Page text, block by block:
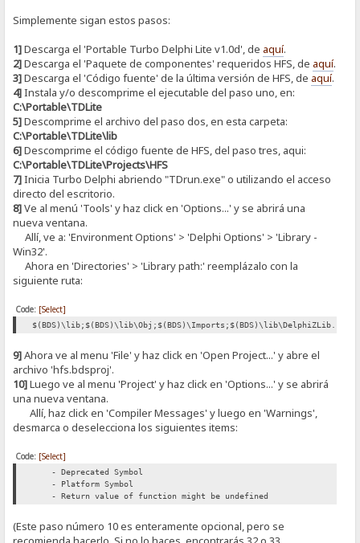
Simplemente sigan estos pasos:
1]Descarga el 'Portable Turbo Delphi Lite v1.0d', de aquí.
2]Descarga el 'Paquete de componentes' requeridos HFS, de aquí.
3]Descarga el 'Código fuente' de la última versión de HFS, de aquí.
4]Instala y/o descomprime el ejecutable del paso uno, en:
C:\Portable\TDLite
5]Descomprime el archivo del paso dos, en esta carpeta:
C:\Portable\TDLite\lib
6]Descomprime el código fuente de HFS, del paso tres, aqui:
C:\Portable\TDLite\Projects\HFS
7]Inicia Turbo Delphi abriendo "TDrun.exe" o utilizando el acceso
directo del escritorio.
8]Ve al menú 'Tools' y haz click en 'Options...' y se abrirá una
nueva ventana.
Allí, ve a: 'Environment Options' > 'Delphi Options' > 'Library -
Win32'.
Ahora en 'Directories' > 'Library path:' reemplázalo con la
siguiente ruta:
Code: [Select]
9]Ahora ve al menu 'File' y haz click en 'Open Project...' y abre el
archivo 'hfs.bdsproj'.
10]Luego ve al menu 'Project' y haz click en 'Options...' y se abrirá
una nueva ventana.
Allí, haz click en 'Compiler Messages' y luego en 'Warnings',
desmarca o deselecciona los siguientes items:
Code: [Select]
- Deprecated Symbol
- Platform Symbol
- Return value of function might be undefined
(Este paso número 10 es enteramente opcional, pero se